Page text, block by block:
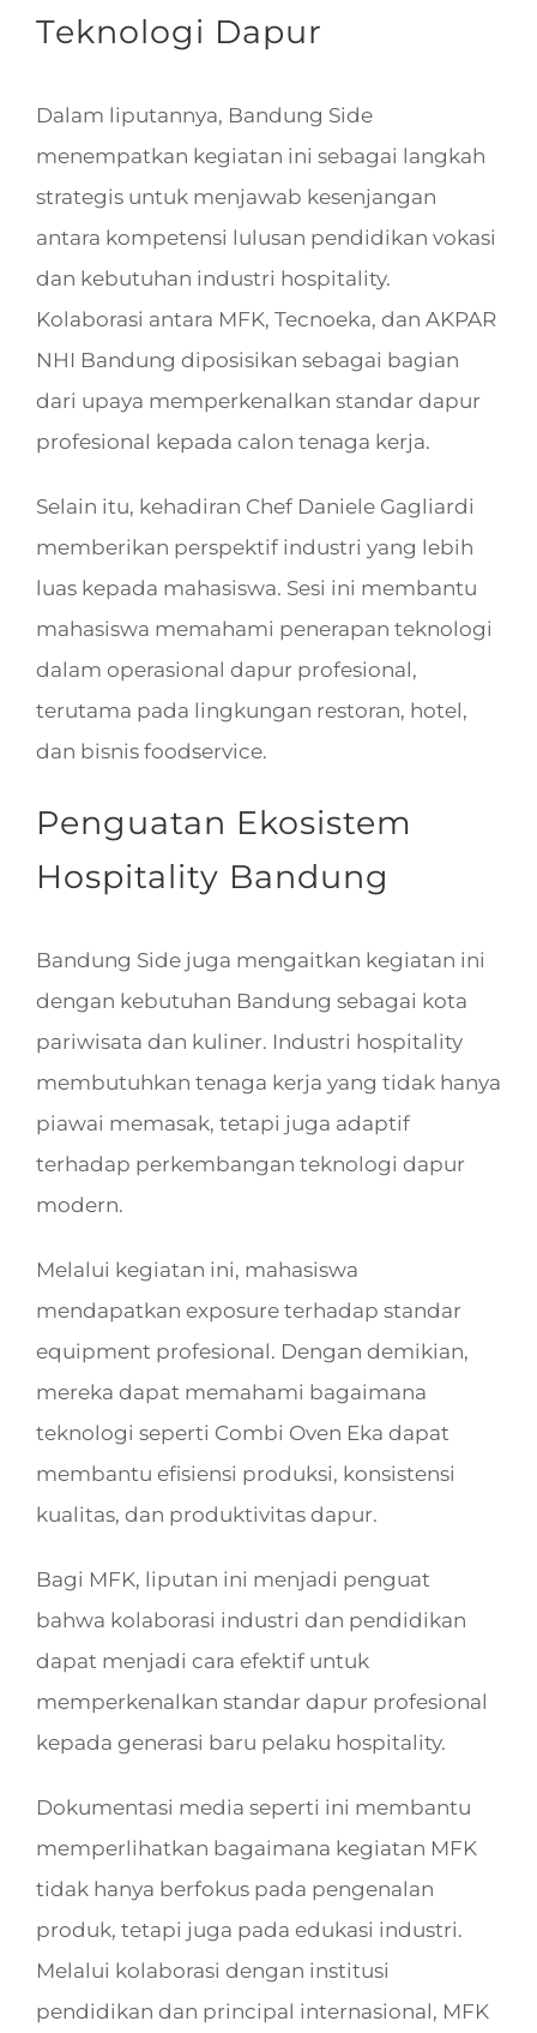
Teknologi Dapur
Dalam liputannya, Bandung Side
menempatkan kegiatan ini sebagai langkah
strategis untuk menjawab kesenjangan
antara kompetensi lulusan pendidikan vokasi
dan kebutuhan industri hospitality.
Kolaborasi antara MFK, Tecnoeka, dan AKPAR
NHI Bandung diposisikan sebagai bagian
dari upaya memperkenalkan standar dapur
profesional kepada calon tenaga kerja.
Selain itu, kehadiran Chef Daniele Gagliardi
memberikan perspektif industri yang lebih
luas kepada mahasiswa. Sesi ini membantu
mahasiswa memahami penerapan teknologi
dalam operasional dapur profesional,
terutama pada lingkungan restoran, hotel,
dan bisnis foodservice.
Penguatan Ekosistem
Hospitality Bandung
Bandung Side juga mengaitkan kegiatan ini
dengan kebutuhan Bandung sebagai kota
pariwisata dan kuliner. Industri hospitality
membutuhkan tenaga kerja yang tidak hanya
piawai memasak, tetapi juga adaptif
terhadap perkembangan teknologi dapur
modern.
Melalui kegiatan ini, mahasiswa
mendapatkan exposure terhadap standar
equipment profesional. Dengan demikian,
mereka dapat memahami bagaimana
teknologi seperti Combi Oven Eka dapat
membantu efisiensi produksi, konsistensi
kualitas, dan produktivitas dapur.
Bagi MFK, liputan ini menjadi penguat
bahwa kolaborasi industri dan pendidikan
dapat menjadi cara efektif untuk
memperkenalkan standar dapur profesional
kepada generasi baru pelaku hospitality.
Dokumentasi media seperti ini membantu
memperlihatkan bagaimana kegiatan MFK
tidak hanya berfokus pada pengenalan
produk, tetapi juga pada edukasi industri.
Melalui kolaborasi dengan institusi
pendidikan dan principal internasional, MFK